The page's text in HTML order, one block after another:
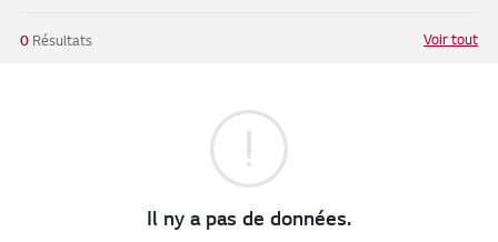
0 Résultats Voir tout
Il ny a pas de données.